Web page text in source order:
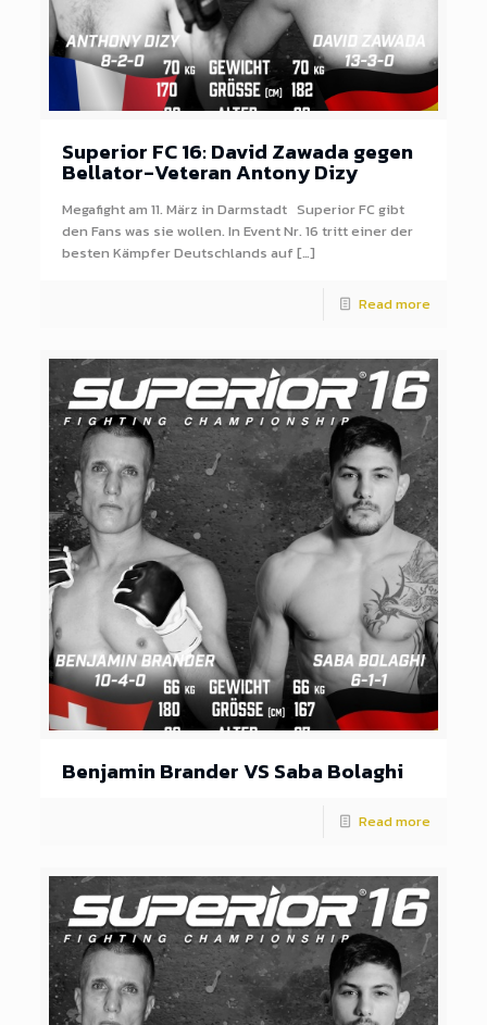
Superior FC 16: David Zawada gegen
Bellator-Veteran Antony Dizy
Megafight am 11. März in Darmstadt Superior FC gibt
den Fans was sie wollen. In Event Nr. 16 tritt einer der
besten Kämpfer Deutschlands auf […]
Read more
Benjamin Brander VS Saba Bolaghi
Read more